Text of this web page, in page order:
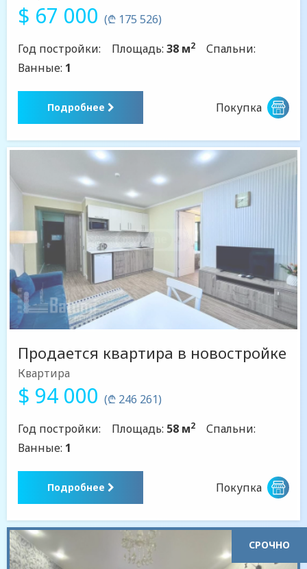
$ 67 000 (₾ 175 526)
Год постройки:
Площадь: 38 м2
Спальни:
Ванные: 1
Подробнее Покупка
Продается квартира в новостройке
Квартира
$ 94 000 (₾ 246 261)
Год постройки:
Площадь: 58 м2
Спальни:
Ванные: 1
Подробнее Покупка
СРОЧНО